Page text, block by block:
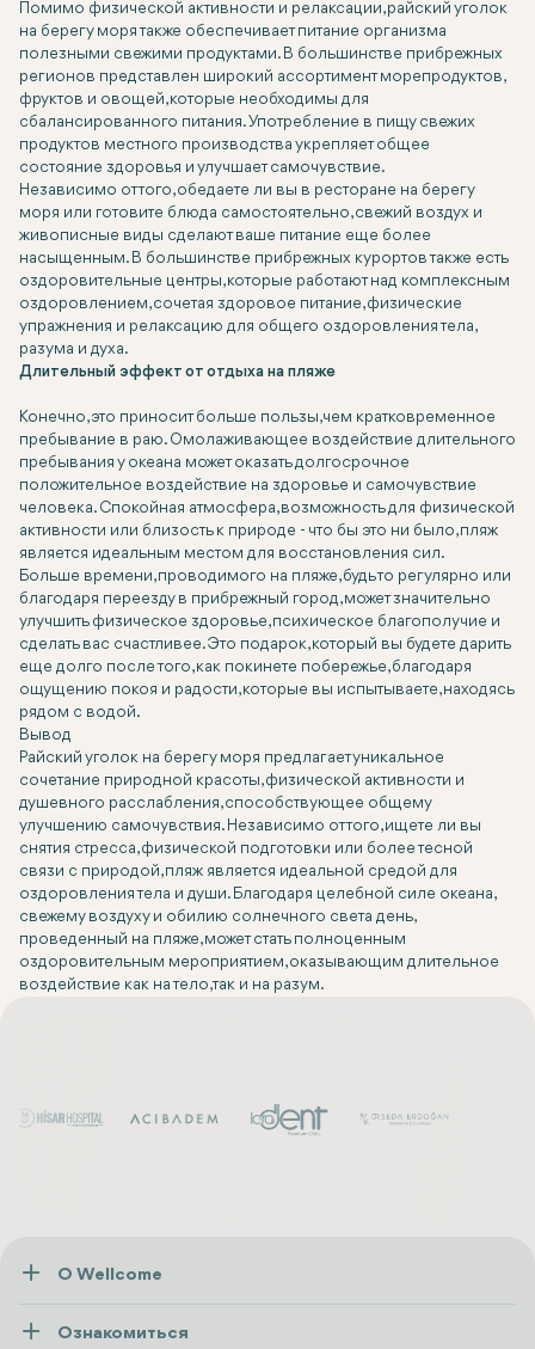
Помимо физической активности и релаксации, райский уголок
на берегу моря также обеспечивает питание организма
полезными свежими продуктами. В большинстве прибрежных
регионов представлен широкий ассортимент морепродуктов,
фруктов и овощей, которые необходимы для
сбалансированного питания. Употребление в пищу свежих
продуктов местного производства укрепляет общее
состояние здоровья и улучшает самочувствие.
Независимо от того, обедаете ли вы в ресторане на берегу
моря или готовите блюда самостоятельно, свежий воздух и
живописные виды сделают ваше питание еще более
насыщенным. В большинстве прибрежных курортов также есть
оздоровительные центры, которые работают над комплексным
оздоровлением, сочетая здоровое питание, физические
упражнения и релаксацию для общего оздоровления тела,
разума и духа.
Длительный эффект от отдыха на пляже
Конечно, это приносит больше пользы, чем кратковременное
пребывание в раю. Омолаживающее воздействие длительного
пребывания у океана может оказать долгосрочное
положительное воздействие на здоровье и самочувствие
человека. Спокойная атмосфера, возможность для физической
активности или близость к природе - что бы это ни было, пляж
является идеальным местом для восстановления сил.
Больше времени, проводимого на пляже, будь то регулярно или
благодаря переезду в прибрежный город, может значительно
улучшить физическое здоровье, психическое благополучие и
сделать вас счастливее. Это подарок, который вы будете дарить
еще долго после того, как покинете побережье, благодаря
ощущению покоя и радости, которые вы испытываете, находясь
рядом с водой.
Вывод
Райский уголок на берегу моря предлагает уникальное
сочетание природной красоты, физической активности и
душевного расслабления, способствующее общему
улучшению самочувствия. Независимо от того, ищете ли вы
снятия стресса, физической подготовки или более тесной
связи с природой, пляж является идеальной средой для
оздоровления тела и души. Благодаря целебной силе океана,
свежему воздуху и обилию солнечного света день,
проведенный на пляже, может стать полноценным
оздоровительным мероприятием, оказывающим длительное
воздействие как на тело, так и на разум.
О Wellcome
Пресса
Ознакомиться